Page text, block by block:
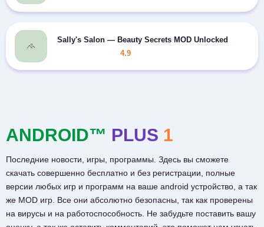
Sally's Salon — Beauty Secrets MOD Unlocked
4.9
ANDROID™ PLUS 1
Последние новости, игры, программы. Здесь вы сможете
скачать совершенно бесплатно и без регистрации, полные
версии любых игр и программ на ваше android устройство, а так
же MOD игр. Все они абсолютно безопасны, так как проверены
на вирусы и на работоспособность. Не забудьте поставить вашу